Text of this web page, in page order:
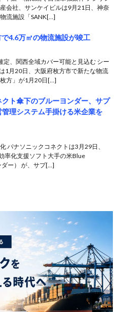
会社、サンケイビルは9月21日、神奈
流施設「SANK[…]
4.6万㎡の物流施設が竣工
定、関西全域カバー可能と見込む シー
1月20日、大阪府枚方市で新たな物流
方」が1月20日[…]
ト傘下のブルーヨンダー、サプ
理システム手掛ける米企業を
パナソニックコネクトは3月29日、
率化支援ソフト大手の米Blue
ー） が、サプ[…]